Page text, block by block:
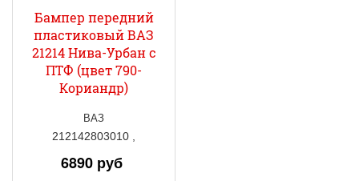
Бампер передний
пластиковый ВАЗ
21214 Нива-Урбан с
ПТФ (цвет 790-
Кориандр)
ВАЗ
212142803010 ,
6890 руб